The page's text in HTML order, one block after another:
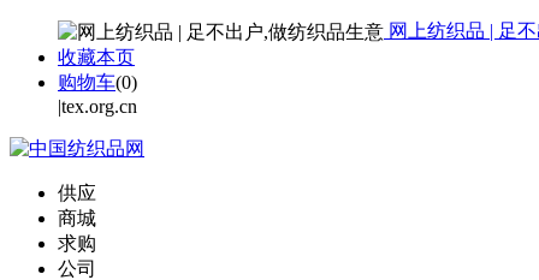
网上纺织品 | 足
收藏本页
购物车(0)
|tex.org.cn
供应
商城
求购
公司